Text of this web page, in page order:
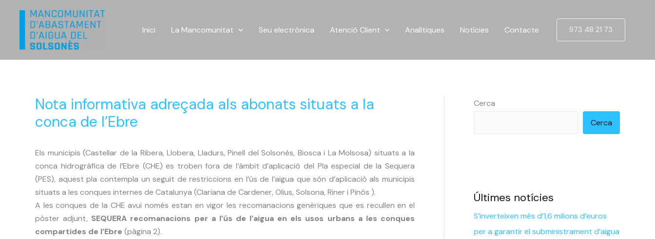
contingut
Inici La Mancomunitat Seu electrònica Atenció Client Analítiques Notícies Contacte 973 48 21 73
Nota informativa adreçada als abonats situats a la
conca de l’Ebre
Els municipis (Castellar de la Ribera, Llobera, Lladurs, Pinell del Solsonès, Biosca i La Molsosa) situats a la
conca hidrogràfica de l’Ebre (CHE) es troben fora de l’àmbit d’aplicació del Pla especial de la Sequera
(PES), aquest pla contempla un seguit de restriccions en l’ús de l’aigua que són d’aplicació als municipis
situats a les conques internes de Catalunya (Clariana de Cardener, Olius, Solsona, Riner i Pinós ).
A les conques de la CHE avui només estan en vigor les recomanacions genèriques que es recullen en el
pòster adjunt, SEQUERA recomanacions per a l’ús de l’aigua en els usos urbans a les conques
compartides de l’Ebre (pàgina 2).
Cerca
Cerca
Últimes notícies
S’inverteixen més d’1,6 milions d’euros
per a garantir el subministrament d’aigua